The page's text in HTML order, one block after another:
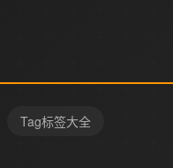
Tag标签大全